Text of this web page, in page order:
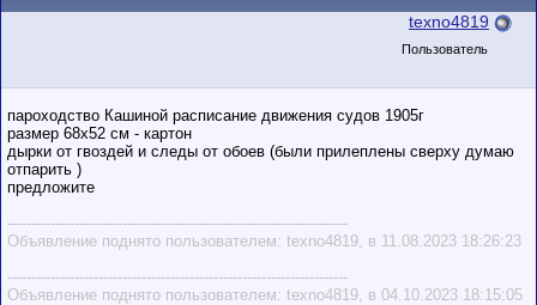
texno4819
Пользователь
пароходство Кашиной расписание движения судов 1905г
размер 68х52 см - картон
дырки от гвоздей и следы от обоев (были прилеплены сверху думаю
отпарить )
предложите
-----------------------------------------------------------------------
Объявление поднято пользователем: texno4819, в 11.08.2023 18:26:23
-----------------------------------------------------------------------
Объявление поднято пользователем: texno4819, в 04.10.2023 18:15:05